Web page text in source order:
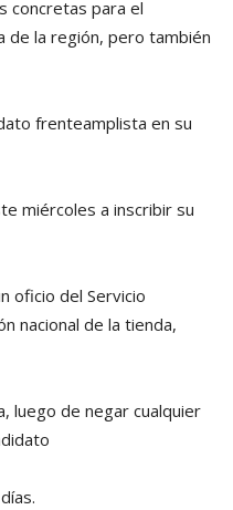
concretas para el
de la región, pero también
frenteamplista en su
miércoles a inscribir su
oficio del Servicio
nacional de la tienda,
luego de negar cualquier